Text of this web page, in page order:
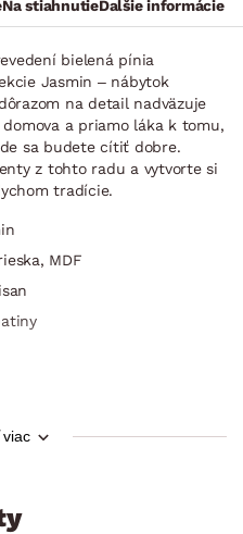
Na stiahnutieĎalšie informácie
bielená pínia
Jasmin – nábytok
na detail nadväzuje
a priamo láka k tomu,
sa budete cítiť dobre.
z tohto radu a vytvorte si
tradície.
MDF